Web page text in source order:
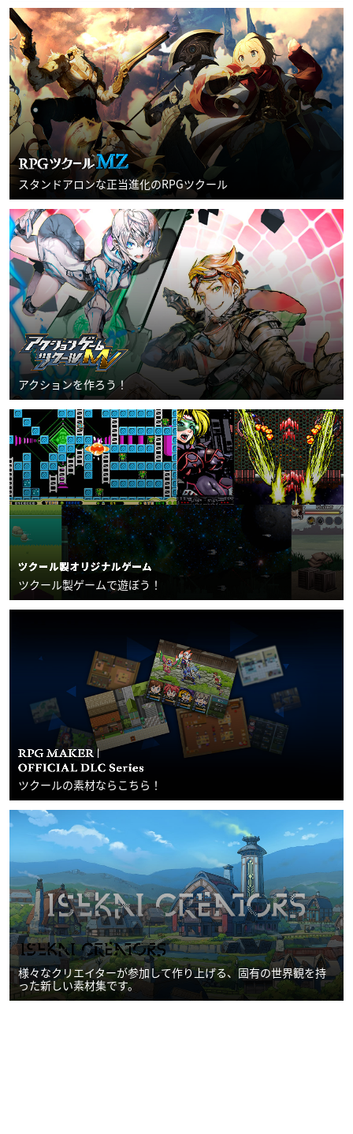
スタンドアロンな正当進化のRPGツクール
アクションを作ろう！
ツクール製ゲームで遊ぼう！
ツクールの素材ならこちら！
様々なクリエイターが参加して作り上げる、固有の世界観を持
った新しい素材集です。